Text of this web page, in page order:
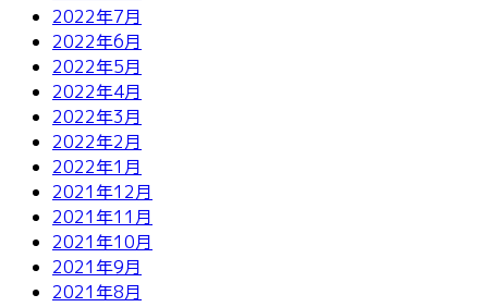
2022年7月
2022年6月
2022年5月
2022年4月
2022年3月
2022年2月
2022年1月
2021年12月
2021年11月
2021年10月
2021年9月
2021年8月